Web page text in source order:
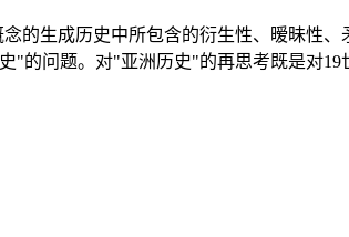
的生成历史中所包含的衍生性、暧昧性
"的问题。对"亚洲历史"的再思考既是对